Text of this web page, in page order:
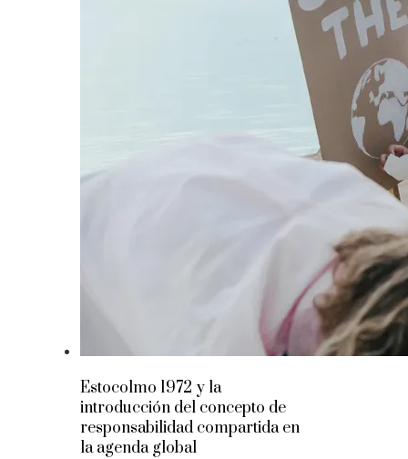
Estocolmo 1972 y la
introducción del concepto de
responsabilidad compartida en
la agenda global